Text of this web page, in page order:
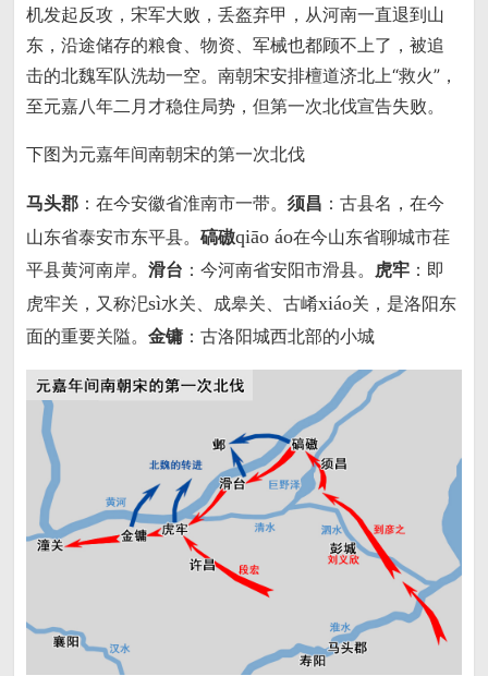
机发起反攻，宋军大败，丢盔弃甲，从河南一直退到山
东，沿途储存的粮食、物资、军械也都顾不上了，被追
击的北魏军队洗劫一空。南朝宋安排檀道济北上“救火”，
至元嘉八年二月才稳住局势，但第一次北伐宣告失败。
下图为元嘉年间南朝宋的第一次北伐
马头郡 ：在今安徽省淮南市一带。须昌 ：古县名，在今
山东省泰安市东平县。碻磝qiāo áo在今山东省聊城市荏
平县黄河南岸。滑台 ：今河南省安阳市滑县。 虎牢 ：即
虎牢关，又称汜sì水关、成皋关、古崤xiáo关，是洛阳东
面的重要关隘。金镛 ：古洛阳城西北部的小城